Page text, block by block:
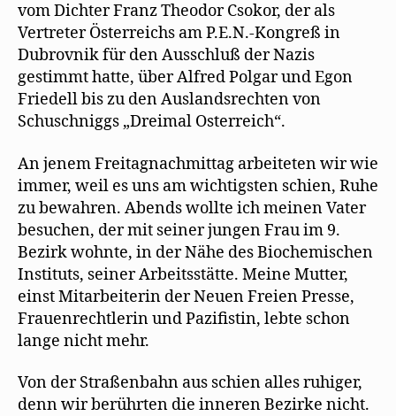
vom Dichter Franz Theodor Csokor, der als
Vertreter Österreichs am P.E.N.-Kongreß in
Dubrovnik für den Ausschluß der Nazis
gestimmt hatte, über Alfred Polgar und Egon
Friedell bis zu den Auslandsrechten von
Schuschniggs „Dreimal Osterreich“.
An jenem Freitagnachmittag arbeiteten wir wie
immer, weil es uns am wichtigsten schien, Ruhe
zu bewahren. Abends wollte ich meinen Vater
besuchen, der mit seiner jungen Frau im 9.
Bezirk wohnte, in der Nähe des Biochemischen
Instituts, seiner Arbeitsstätte. Meine Mutter,
einst Mitarbeiterin der Neuen Freien Presse,
Frauenrechtlerin und Pazifistin, lebte schon
lange nicht mehr.
Von der Straßenbahn aus schien alles ruhiger,
denn wir berührten die inneren Bezirke nicht.